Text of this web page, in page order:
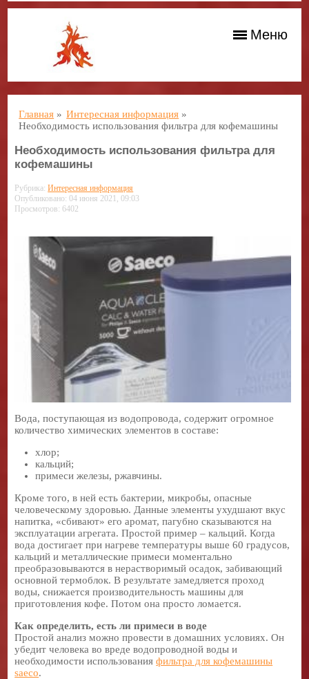
Меню
Главная » Интересная информация »
Необходимость использования фильтра для кофемашины
Необходимость использования фильтра для
кофемашины
Рубрика:Интересная информация
Опубликовано: 04 июня 2021, 09:03
Просмотров: 6402
Вода, поступающая из водопровода, содержит огромное
количество химических элементов в составе:
хлор;
кальций;
примеси железы, ржавчины.
Кроме того, в ней есть бактерии, микробы, опасные
человеческому здоровью. Данные элементы ухудшают вкус
напитка, «сбивают» его аромат, пагубно сказываются на
эксплуатации агрегата. Простой пример – кальций. Когда
вода достигает при нагреве температуры выше 60 градусов,
кальций и металлические примеси моментально
преобразовываются в нерастворимый осадок, забивающий
основной термоблок. В результате замедляется проход
воды, снижается производительность машины для
приготовления кофе. Потом она просто ломается.
Как определить, есть ли примеси в воде
Простой анализ можно провести в домашних условиях. Он
убедит человека во вреде водопроводной воды и
необходимости использованияфильтра для кофемашины
saeco.